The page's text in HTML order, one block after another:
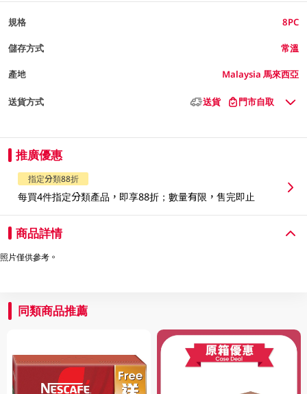
規格 8PC
儲存方式 常溫
產地 Malaysia 馬來西亞
送貨方式 送貨 門市自取
推廣優惠
指定分類88折
每買4件指定分類產品，即享88折；數量有限，售完即止
商品詳情
照片僅供參考。
同類商品推薦